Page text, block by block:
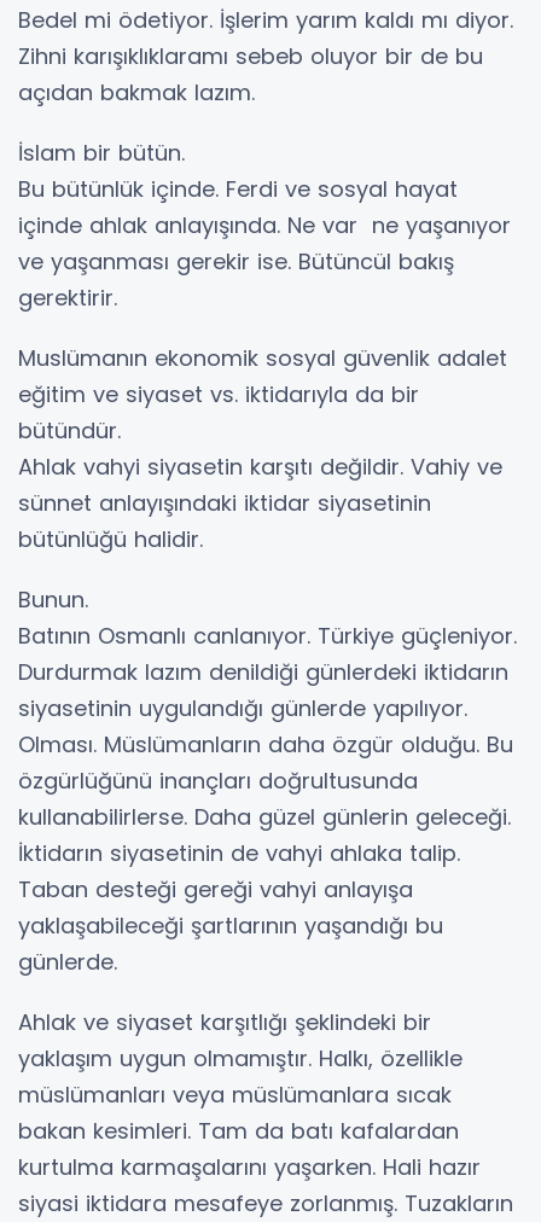
Bedel mi ödetiyor. İşlerim yarım kaldı mı diyor.
Zihni karışıklıklaramı sebeb oluyor bir de bu
açıdan bakmak lazım.
İslam bir bütün.
Bu bütünlük içinde. Ferdi ve sosyal hayat
içinde ahlak anlayışında. Ne var ne yaşanıyor
ve yaşanması gerekir ise. Bütüncül bakış
gerektirir.
Muslümanın ekonomik sosyal güvenlik adalet
eğitim ve siyaset vs. iktidarıyla da bir
bütündür.
Ahlak vahyi siyasetin karşıtı değildir. Vahiy ve
sünnet anlayışındaki iktidar siyasetinin
bütünlüğü halidir.
Bunun.
Batının Osmanlı canlanıyor. Türkiye güçleniyor.
Durdurmak lazım denildiği günlerdeki iktidarın
siyasetinin uygulandığı günlerde yapılıyor.
Olması. Müslümanların daha özgür olduğu. Bu
özgürlüğünü inançları doğrultusunda
kullanabilirlerse. Daha güzel günlerin geleceği.
İktidarın siyasetinin de vahyi ahlaka talip.
Taban desteği gereği vahyi anlayışa
yaklaşabileceği şartlarının yaşandığı bu
günlerde.
Ahlak ve siyaset karşıtlığı şeklindeki bir
yaklaşım uygun olmamıştır. Halkı, özellikle
müslümanları veya müslümanlara sıcak
bakan kesimleri. Tam da batı kafalardan
kurtulma karmaşalarını yaşarken. Hali hazır
siyasi iktidara mesafeye zorlanmış. Tuzakların